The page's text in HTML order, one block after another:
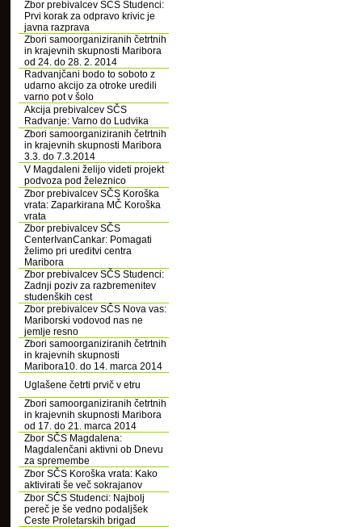
Zbor prebivalcev SČS Studenci:
Prvi korak za odpravo krivic je
javna razprava
Zbori samoorganiziranih četrtnih
in krajevnih skupnosti Maribora
od 24. do 28. 2. 2014
Radvanjčani bodo to soboto z
udarno akcijo za otroke uredili
varno pot v šolo
Akcija prebivalcev SČS
Radvanje: Varno do Ludvika
Zbori samoorganiziranih četrtnih
in krajevnih skupnosti Maribora
3.3. do 7.3.2014
V Magdaleni želijo videti projekt
podvoza pod železnico
Zbor prebivalcev SČS Koroška
vrata: Zaparkirana MČ Koroška
vrata
Zbor prebivalcev SČS
CenterIvanCankar: Pomagati
želimo pri ureditvi centra
Maribora
Zbor prebivalcev SČS Studenci:
Zadnji poziv za razbremenitev
studenških cest
Zbor prebivalcev SČS Nova vas:
Mariborski vodovod nas ne
jemlje resno
Zbori samoorganiziranih četrtnih
in krajevnih skupnosti
Maribora10. do 14. marca 2014
Uglašene četrti prvič v etru
Zbori samoorganiziranih četrtnih
in krajevnih skupnosti Maribora
od 17. do 21. marca 2014
Zbor SČS Magdalena:
Magdalenčani aktivni ob Dnevu
za spremembe
Zbor SČS Koroška vrata: Kako
aktivirati še več sokrajanov
Zbor SČS Studenci: Najbolj
pereč je še vedno podaljšek
Ceste Proletarskih brigad